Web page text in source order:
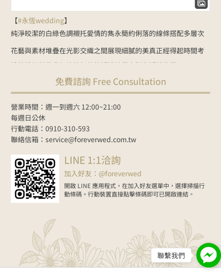
聯繫我們
【#永恆wedding】
純淨皎潔的白綠色調襯托愛情的雋永簡約俐落的線條搭配多層次
花藝與素材堆疊在光影交織之間展現細膩的美真正經得起時間考
驗的設計 就是我們始終相信的婚禮美學 客製化婚禮佈置：
Line諮詢 goo.gl/zbYK49新人預約官網
紀錄 #婚禮樂團
2026-06-01
免費諮詢 Free Consultation
營業時間：週一到週六 12:00~21:00
每週日公休
行動電話：0910-310-593
聯絡信箱：service@foreverwed.com.tw
LINE 1:1洽詢
加入好友：@foreverwed
開啟 LINE 應用程式，在加入好友選單中，選擇掃描行
動條碼。行動裝置直接點擊條碼即可已開啟連結。